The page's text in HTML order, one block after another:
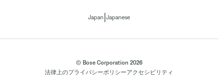
Japan Japanese
© Bose Corporation 2026
法律上のプライバシーポリシーアクセシビリティ